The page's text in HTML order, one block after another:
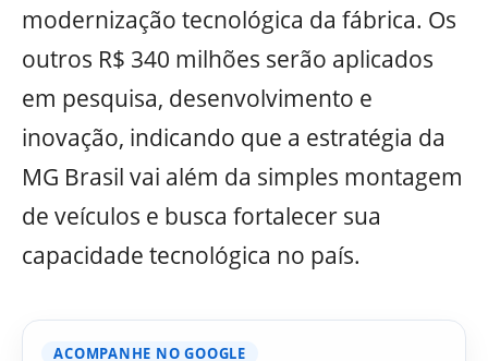
modernização tecnológica da fábrica. Os
outros R$ 340 milhões serão aplicados
em pesquisa, desenvolvimento e
inovação, indicando que a estratégia da
MG Brasil vai além da simples montagem
de veículos e busca fortalecer sua
capacidade tecnológica no país.
ACOMPANHE NO GOOGLE